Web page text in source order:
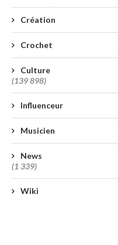
Création
Crochet
Culture
(139 898)
Influenceur
Musicien
News
(1 339)
Wiki